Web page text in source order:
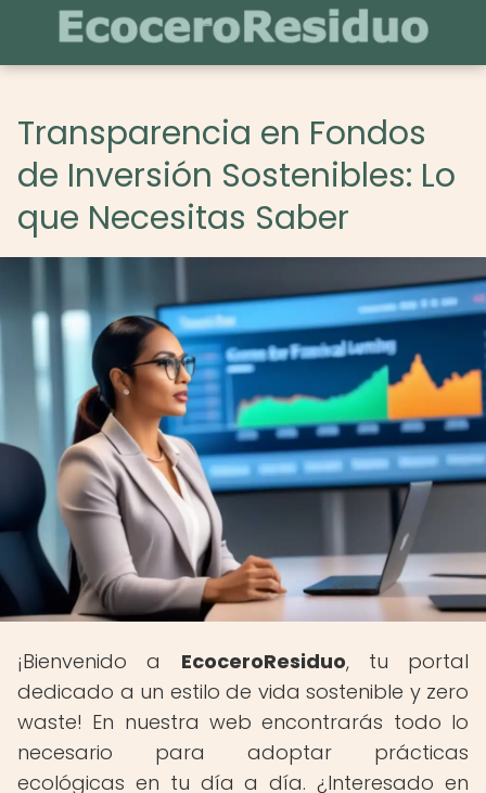
Transparencia en Fondos
de Inversión Sostenibles: Lo
que Necesitas Saber
¡Bienvenido a EcoceroResiduo, tu portal
dedicado a un estilo de vida sostenible y zero
waste! En nuestra web encontrarás todo lo
necesario para adoptar prácticas
ecológicas en tu día a día. ¿Interesado en